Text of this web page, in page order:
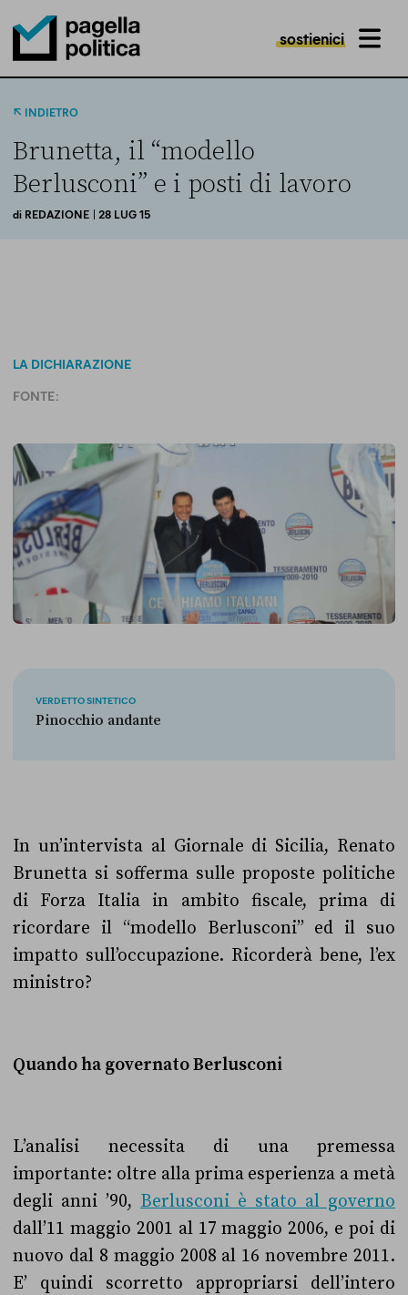
Pagella Politica Logo
sostienici MENU
INDIETRO
Brunetta, il “modello
Berlusconi” e i posti di lavoro
di REDAZIONE | 28 LUG 15
LA DICHIARAZIONE
FONTE:
VERDETTO SINTETICO
Pinocchio andante
In un’intervista al Giornale di Sicilia, Renato
Brunetta si sofferma sulle proposte politiche
di Forza Italia in ambito fiscale, prima di
ricordare il “modello Berlusconi” ed il suo
impatto sull’occupazione. Ricorderà bene, l’ex
ministro?
Quando ha governato Berlusconi
L’analisi necessita di una premessa
importante: oltre alla prima esperienza a metà
degli anni ’90, Berlusconi è stato al governo
dall’11 maggio 2001 al 17 maggio 2006, e poi di
nuovo dal 8 maggio 2008 al 16 novembre 2011.
E’ quindi scorretto appropriarsi dell’intero